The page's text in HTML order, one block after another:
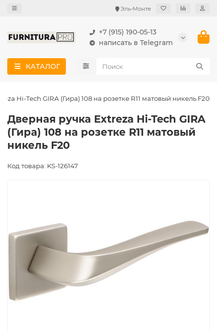
Эль-Монте
+7 (915) 190-05-13
написать в Telegram
КАТАЛОГ
Hi-Tech GIRA (Гира) 108 на розетке R11 матовый никель F20
Дверная ручка Extreza Hi-Tech GIRA
(Гира) 108 на розетке R11 матовый
никель F20
Код товара: KS-126147